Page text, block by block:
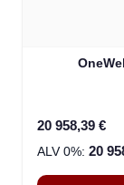
20 958,39 €
20